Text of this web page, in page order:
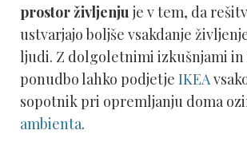
prostor življenju je v tem, da
ustvarjajo boljše vsakdanje
ljudi. Z dolgoletnimi izkušnjami in
ponudbo lahko podjetje IKEA
sopotnik pri opremljanju doma
ambienta.